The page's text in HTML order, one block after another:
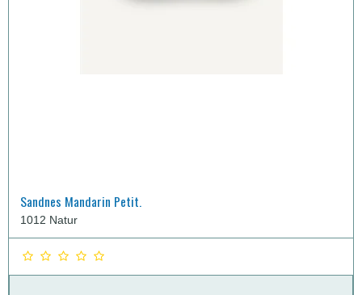
Sandnes Mandarin Petit.
1012 Natur